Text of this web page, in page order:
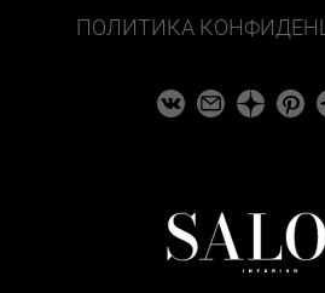
ПОЛИТИКА